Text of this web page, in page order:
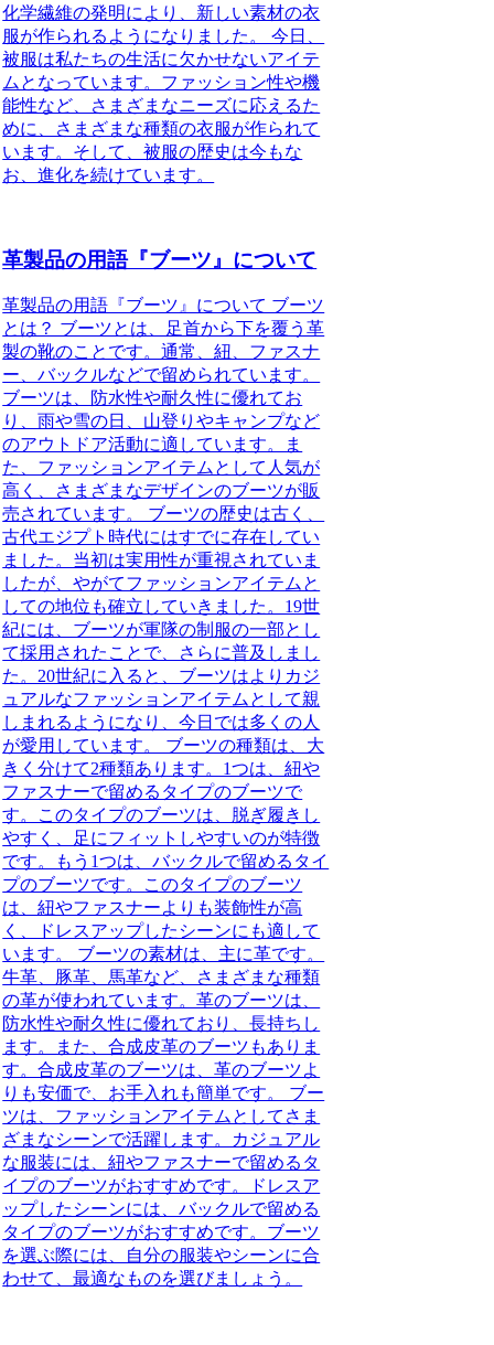
化学繊維の発明により、新しい素材の衣
服が作られるようになりました。 今日、
被服は私たちの生活に欠かせないアイテ
ムとなっています。ファッション性や機
能性など、さまざまなニーズに応えるた
めに、さまざまな種類の衣服が作られて
います。そして、被服の歴史は今もな
お、進化を続けています。
革製品の用語『ブーツ』について
革製品の用語『ブーツ』について ブーツ
とは？ ブーツとは、足首から下を覆う革
製の靴のことです。通常、紐、ファスナ
ー、バックルなどで留められています。
ブーツは、防水性や耐久性に優れてお
り、雨や雪の日、山登りやキャンプなど
のアウトドア活動に適しています。ま
た、ファッションアイテムとして人気が
高く、さまざまなデザインのブーツが販
売されています。 ブーツの歴史は古く、
古代エジプト時代にはすでに存在してい
ました。当初は実用性が重視されていま
したが、やがてファッションアイテムと
しての地位も確立していきました。19世
紀には、ブーツが軍隊の制服の一部とし
て採用されたことで、さらに普及しまし
た。20世紀に入ると、ブーツはよりカジ
ュアルなファッションアイテムとして親
しまれるようになり、今日では多くの人
が愛用しています。 ブーツの種類は、大
きく分けて2種類あります。1つは、紐や
ファスナーで留めるタイプのブーツで
す。このタイプのブーツは、脱ぎ履きし
やすく、足にフィットしやすいのが特徴
です。もう1つは、バックルで留めるタイ
プのブーツです。このタイプのブーツ
は、紐やファスナーよりも装飾性が高
く、ドレスアップしたシーンにも適して
います。 ブーツの素材は、主に革です。
牛革、豚革、馬革など、さまざまな種類
の革が使われています。革のブーツは、
防水性や耐久性に優れており、長持ちし
ます。また、合成皮革のブーツもありま
す。合成皮革のブーツは、革のブーツよ
りも安価で、お手入れも簡単です。 ブー
ツは、ファッションアイテムとしてさま
ざまなシーンで活躍します。カジュアル
な服装には、紐やファスナーで留めるタ
イプのブーツがおすすめです。ドレスア
ップしたシーンには、バックルで留める
タイプのブーツがおすすめです。ブーツ
を選ぶ際には、自分の服装やシーンに合
わせて、最適なものを選びましょう。